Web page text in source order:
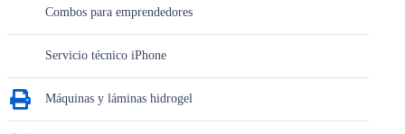
Combos para emprendedores
Servicio técnico iPhone
Máquinas y láminas hidrogel